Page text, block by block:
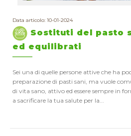
Data articolo: 10-01-2024
Sostituti del pasto
ed equilibrati
Sei una di quelle persone attive che ha
preparazione di pasti sani, ma vuole
di vita sano, attivo ed essere sempre in
a sacrificare la tua salute per la...